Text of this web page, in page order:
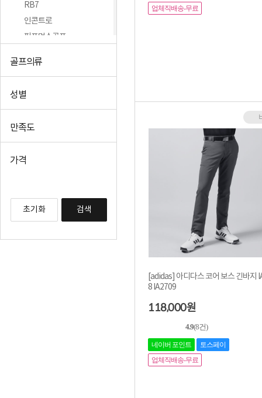
RB7
인콘트로
퍼포먼스골프
강정윤
골프의류
성별
만족도
가격
초기화 검색
업체직배송-무료
[adidas] 아디다스 코어 보스 긴바지
8 IA2709
118,000원
4.9(8건)
네이버 포인트
토스페이
업체직배송-무료